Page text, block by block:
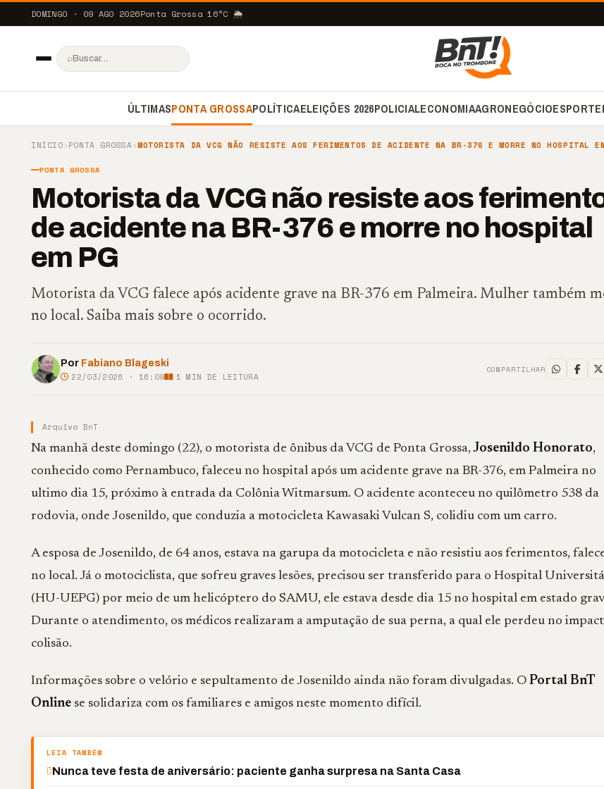
DOMINGO · 09 AGO 2026Ponta Grossa16°C 🌦️
⌕
ÚLTIMASPONTA GROSSAPOLÍTICAELEIÇÕES 2026POLICIALECONOMIAAGRONEGÓCIOESPORTE
INÍCIO›PONTA GROSSA›MOTORISTA DA VCG NÃO RESISTE AOS FERIMENTOS DE ACIDENTE NA BR-376 E MORRE NO HOSPITAL
PONTA GROSSA
Motorista da VCG não resiste aos
de acidente na BR-376 e morre no hospital
em PG
Motorista da VCG falece após acidente grave na BR-376 em Palmeira. Mulher também
no local. Saiba mais sobre o ocorrido.
Por Fabiano Blageski
22/03/2026 · 16:09 1 MIN DE LEITURA
COMPARTILHAR
Arquivo BnT
Na manhã deste domingo (22), o motorista de ônibus da VCG de Ponta Grossa,Josenildo Honorato,
conhecido como Pernambuco, faleceu no hospital após um acidente grave na BR-376, em Palmeira no
ultimo dia 15, próximo à entrada da Colônia Witmarsum. O acidente aconteceu no quilômetro 538 da
rodovia, onde Josenildo, que conduzia a motocicleta Kawasaki Vulcan S, colidiu com um carro.
A esposa de Josenildo, de 64 anos, estava na garupa da motocicleta e não resistiu aos ferimentos,
no local. Já o motociclista, que sofreu graves lesões, precisou ser transferido para o Hospital
(HU-UEPG) por meio de um helicóptero do SAMU, ele estava desde dia 15 no hospital em estado
Durante o atendimento, os médicos realizaram a amputação de sua perna, a qual ele perdeu no
colisão.
Informações sobre o velório e sepultamento de Josenildo ainda não foram divulgadas. O Portal BnT
Online se solidariza com os familiares e amigos neste momento difícil.
LEIA TAMBÉM
Nunca teve festa de aniversário: paciente ganha surpresa na Santa Casa